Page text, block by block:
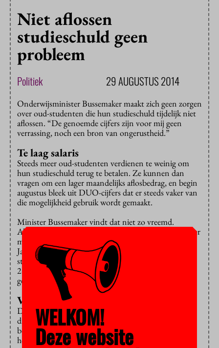
Niet aflossen
studieschuld geen
probleem
Politiek 29 AUGUSTUS 2014
Onderwijsminister Bussemaker maakt zich geen zorgen
over oud-studenten die hun studieschuld tijdelijk niet
aflossen. “De genoemde cijfers zijn voor mij geen
verrassing, noch een bron van ongerustheid.”
Te laag salaris
Steeds meer oud-studenten verdienen te weinig om
hun studieschuld terug te betalen. Ze kunnen dan
vragen om een lager maandelijks aflosbedrag, en begin
augustus bleek uit DUO-cijfers dat er steeds vaker van
die mogelijkheid gebruik wordt gemaakt.
Minister Bussemaker vindt dat niet zo vreemd.
Allereerst vinden door de economische recessie minder
mensen een baan,
antwoordtze op Kamervragen van
Jasper van Dijk (SP). Daar komt bij dat het oud-
studenten makkelijker is gemaakt. Ze hoeven sinds
2009 geen draagkrachtmeting meer aan te vragen, dat
gebeurt nu automatisch.
Veilig lenen
Dat meer mensen gebruik maken van de
draagkrachtregeling laat volgens Bussemaker
bovendien zien studenten veilig kunnen lenen. Later
hoeven ze immers niet meer geld terug te betalen dan
WELKOM!
Deze website